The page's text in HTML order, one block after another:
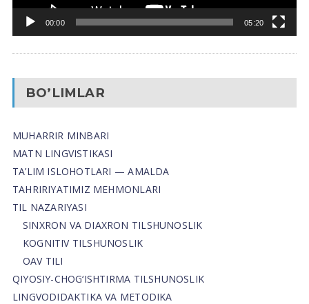
00:00 05:20
BO’LIMLAR
MUHARRIR MINBARI
MATN LINGVISTIKASI
TA’LIM ISLOHOTLARI — AMALDA
TAHRIRIYATIMIZ MEHMONLARI
TIL NAZARIYASI
SINXRON VA DIAXRON TILSHUNOSLIK
KOGNITIV TILSHUNOSLIK
OAV TILI
QIYOSIY-CHOG‘ISHTIRMA TILSHUNOSLIK
LINGVODIDAKTIKA VA METODIKA